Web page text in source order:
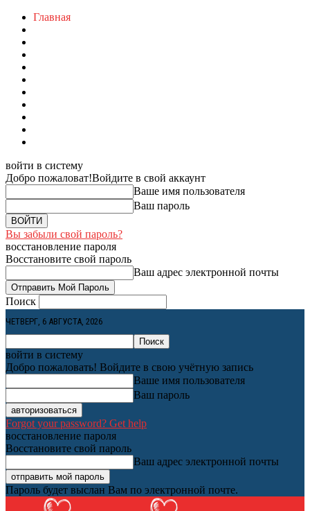
Главная
войти в систему
Добро пожаловат!Войдите в свой аккаунт
Ваше имя пользователя
Ваш пароль
Вы забыли свой пароль?
восстановление пароля
Восстановите свой пароль
Ваш адрес электронной почты
Поиск
ЧЕТВЕРГ, 6 АВГУСТА, 2026
войти в систему
Добро пожаловать! Войдите в свою учётную запись
Ваше имя пользователя
Ваш пароль
Forgot your password? Get help
восстановление пароля
Восстановите свой пароль
Ваш адрес электронной почты
Пароль будет выслан Вам по электронной почте.